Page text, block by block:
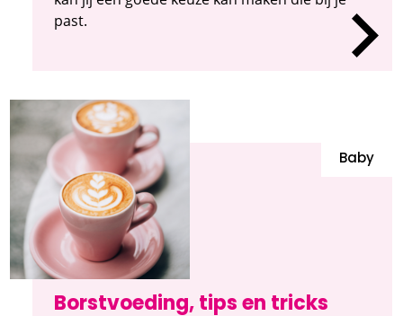
past.
Borstvoeding, tips en tricks
Baby